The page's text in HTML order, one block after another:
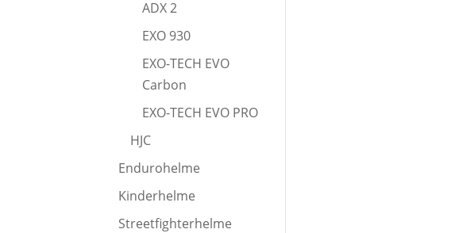
ADX 2
EXO 930
EXO-TECH EVO
Carbon
EXO-TECH EVO PRO
HJC
Endurohelme
Kinderhelme
Streetfighterhelme